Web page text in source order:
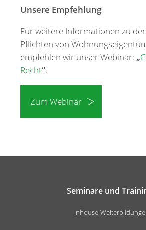
Unsere Empfehlung
Für weitere Informationen zu
Pflichten von
empfehlen wir unser Webinar: „
Recht“.
Zum Webinar
Seminare und
Inhouse-